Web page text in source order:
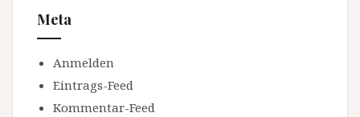
Meta
Anmelden
Eintrags-Feed
Kommentar-Feed